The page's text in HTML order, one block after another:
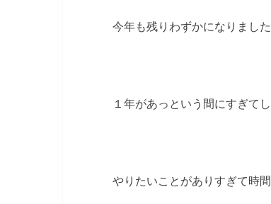
今年も残りわずかになりまし
１年があっという間にすぎて
やりたいことがありすぎて時